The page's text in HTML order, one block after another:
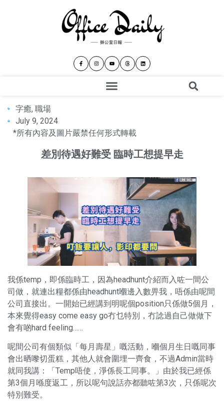
字癒, 職場
July 9, 2024
*所有內容及圖片嚴禁任何形式轉載
差別待遇好難受 臨時工想提早走
我係temp，即係臨時工，因為headhunt介紹而入咗一間公
司做，就連出糧都係由headhunt嗰邊入數畀我，唔係由呢間
公司直接出。一開始已經講到明呢個position只係做5個月，
本來覺得easy come easy go冇乜特別，冇諗過自己做做下
會有啲hard feeling……
呢間公司有個類似「每月壽星」嘅活動，嗰個月生日嘅同事
會出晒嚟切蛋糕，其他人就會圍埋一齊食，不過Admin當時
就同我講：「Temp唔使，淨係長工同事。」由於我已經係
第3個月喺度返工，所以呢句說話亦都聽咗第3次，只係呢次
特別難受。